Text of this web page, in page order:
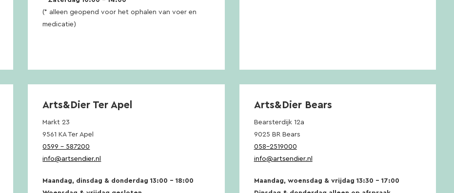
(* alleen geopend voor het ophalen van voer en
medicatie)
Arts&Dier Ter Apel
Markt 23
9561 KA Ter Apel
0599 – 587200
info@artsendier.nl
Maandag, dinsdag & donderdag 13:00 – 18:00
Arts&Dier Bears
Bearsterdijk 12a
9025 BR Bears
058-2519000
info@artsendier.nl
Maandag, woensdag & vrijdag 13:30 – 17:00